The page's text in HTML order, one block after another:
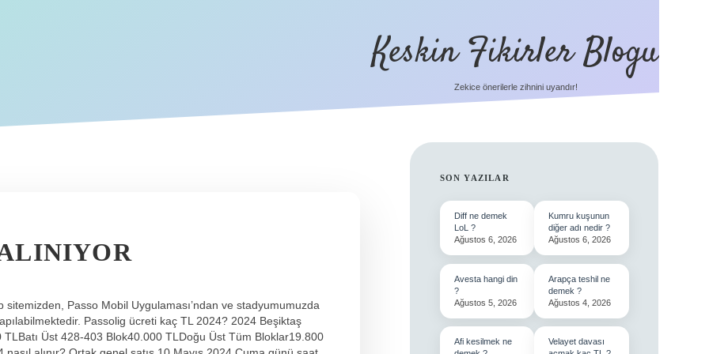
Keskin Fikirler Blogu
Zekice önerilerle zihnini uyandır!
Passo Mobil Uygulaması’ndan ve stadyumumuzda
Passolig ücreti kaç TL 2024? 2024 Beşiktaş
TLBatı Üst 428-403 Blok40.000 TLDoğu Üst Tüm Bloklar19.800
SIDEBAR
SON YAZILAR
Diff ne demek
LoL ?
Ağustos 6, 2026
Kumru kuşunun
diğer adı nedir ?
Ağustos 6, 2026
Avesta hangi din
?
Ağustos 5, 2026
Arapça teshil ne
demek ?
Ağustos 4, 2026
Afi kesilmek ne
Velayet davası